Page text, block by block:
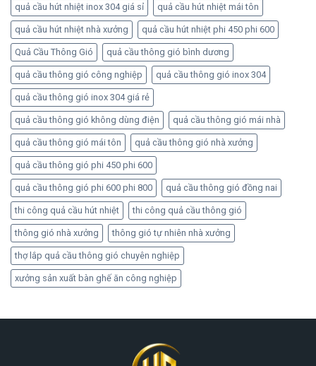
quả cầu hút nhiệt inox 304 giá sỉ quả cầu hút nhiệt mái tôn
quả cầu hút nhiệt nhà xưởng quả cầu hút nhiệt phi 450 phi 600
Quả Cầu Thông Gió quả cầu thông gió bình dương
quả cầu thông gió công nghiệp quả cầu thông gió inox 304
quả cầu thông gió inox 304 giá rẻ
quả cầu thông gió không dùng điện quả cầu thông gió mái nhà
quả cầu thông gió mái tôn quả cầu thông gió nhà xưởng
quả cầu thông gió phi 450 phi 600
quả cầu thông gió phi 600 phi 800 quả cầu thông gió đồng nai
thi công quả cầu hút nhiệt thi công quả cầu thông gió
thông gió nhà xưởng thông gió tự nhiên nhà xưởng
thợ lắp quả cầu thông gió chuyên nghiệp
xưởng sản xuất bàn ghế ăn công nghiệp